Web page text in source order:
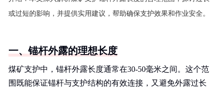
或过短的影响，并提供实用建议，帮助确保支护效果和作业安全。
一、锚杆外露的理想长度
煤矿支护中，锚杆外露长度通常在30-50毫米之间。这个范
围既能保证锚杆与支护结构的有效连接，又避免外露过长